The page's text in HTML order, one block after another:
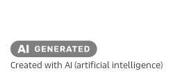
Created with AI (artificial intelligence)